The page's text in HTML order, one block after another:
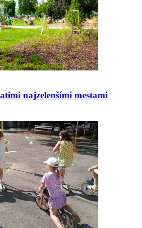
najzelenšími mestami